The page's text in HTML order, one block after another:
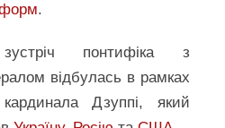
.
понтифіка з
відбулась в рамках
кардинала Дзуппі, який